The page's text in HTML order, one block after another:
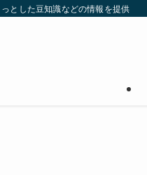
とした豆知識などの情報を提供